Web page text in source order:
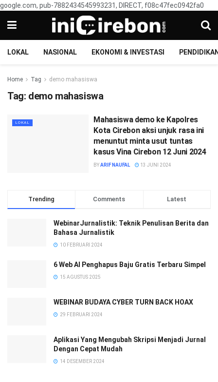
google.com, pub-7882434545993231, DIRECT, f08c47fec0942fa0
LOKAL NASIONAL EKONOMI & INVESTASI
Home Tag demo mahasiswa
Tag: demo mahasiswa
LOKAL
Mahasiswa demo ke Kapolres
Kota Cirebon aksi unjuk rasa ini
menuntut minta usut tuntas
kasus Vina Cirebon 12 Juni 2024
BYARIF NAUFAL 13 JUNI 2024
Trending Comments Latest
WebinarJurnalistik: Teknik Penulisan Berita dan
Bahasa Jurnalistik
10 FEBRUARI 2024
6 Web AI Penghapus Baju Gratis Terbaru Simpel
15 AGUSTUS 2025
WEBINAR BUDAYA CYBER TURN BACK HOAX
29 FEBRUARI 2024
Aplikasi Yang Mengubah Skripsi Menjadi Jurnal
Dengan Cepat Mudah
14 DESEMBER 2024